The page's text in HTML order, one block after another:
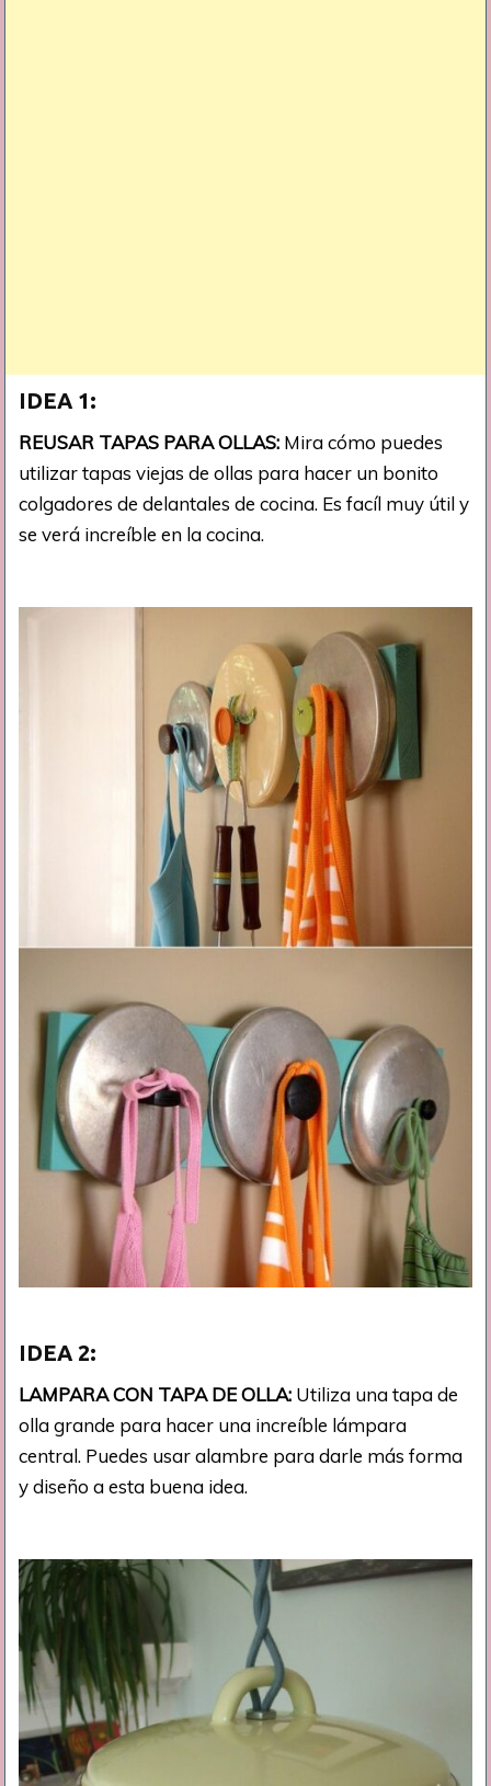
IDEA 1:
REUSAR TAPAS PARA OLLAS: Mira cómo puedes
utilizar tapas viejas de ollas para hacer un bonito
colgadores de delantales de cocina. Es facíl muy útil y
se verá increíble en la cocina.
IDEA 2:
LAMPARA CON TAPA DE OLLA: Utiliza una tapa de
olla grande para hacer una increíble lámpara
central. Puedes usar alambre para darle más forma
y diseño a esta buena idea.